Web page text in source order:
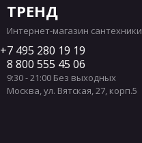
ТРЕНД
Интернет-магазин сантехники
7 495 280 19 19
8 800 555 45 06
9:30 - 21:00 Без выходных
Москва,ул. Вятская, 27, корп.5